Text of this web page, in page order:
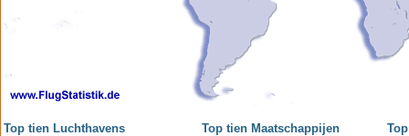
Top tien Luchthavens Top tien Maatschappijen